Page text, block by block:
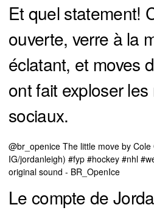
Et quel statement!
ouverte, verre à la
éclatant, et moves
ont fait exploser
sociaux.
@br_openice The little move by
IG/jordanleigh) #fyp #hockey #nhl
original sound - BR_OpenIce
Le compte de